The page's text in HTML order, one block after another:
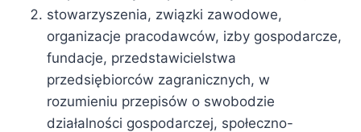
stowarzyszenia, związki zawodowe,
organizacje pracodawców, izby gospodarcze,
fundacje, przedstawicielstwa
przedsiębiorców zagranicznych, w
rozumieniu przepisów o swobodzie
działalności gospodarczej, społeczno-